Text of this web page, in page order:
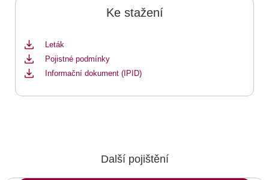
Ke stažení
Leták
Pojistné podmínky
Informační dokument (IPID)
Další pojištění